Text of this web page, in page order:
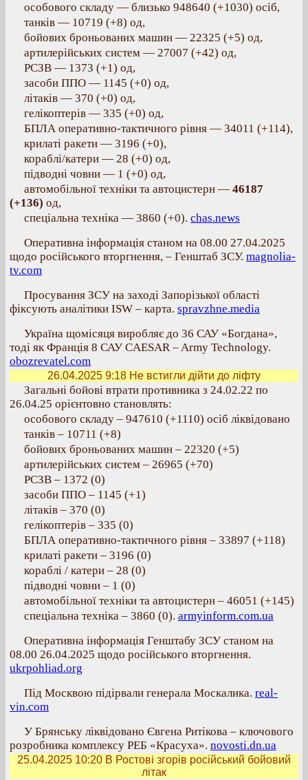
особового складу — близько 948640 (+1030) осіб,
танків — 10719 (+8) од,
бойових броньованих машин — 22325 (+5) од,
артилерійських систем — 27007 (+42) од,
РСЗВ — 1373 (+1) од,
засоби ППО — 1145 (+0) од,
літаків — 370 (+0) од,
гелікоптерів — 335 (+0) од,
БПЛА оперативно-тактичного рівня — 34011 (+114),
крилаті ракети — 3196 (+0),
кораблі/катери — 28 (+0) од,
підводні човни — 1 (+0) од,
автомобільної техніки та автоцистерн — 46187
(+136) од,
спеціальна техніка — 3860 (+0). chas.news
Оперативна інформація станом на 08.00 27.04.2025
щодо російського вторгнення, – Генштаб ЗСУ. magnolia-
tv.com
Просування ЗСУ на заході Запорізької області
фіксують аналітики ISW – карта. spravzhne.media
Україна щомісяця виробляє до 36 САУ «Богдана»,
тоді як Франція 8 САУ CAESAR – Army Technology.
obozrevatel.com
26.04.2025 9:18 Не встигли дійти до ліфту
Загальні бойові втрати противника з 24.02.22 по
26.04.25 орієнтовно становлять:
особового складу ‒ 947610 (+1110) осіб ліквідовано
танків ‒ 10711 (+8)
бойових броньованих машин ‒ 22320 (+5)
артилерійських систем ‒ 26965 (+70)
РСЗВ ‒ 1372 (0)
засоби ППО ‒ 1145 (+1)
літаків ‒ 370 (0)
гелікоптерів ‒ 335 (0)
БПЛА оперативно-тактичного рівня ‒ 33897 (+118)
крилаті ракети ‒ 3196 (0)
кораблі / катери ‒ 28 (0)
підводні човни ‒ 1 (0)
автомобільної техніки та автоцистерн ‒ 46051 (+145)
спеціальна техніка ‒ 3860 (0). armyinform.com.ua
Оперативна інформація Генштабу ЗСУ станом на
08.00 26.04.2025 щодо російського вторгнення.
ukrpohliad.org
Під Москвою підірвали генерала Москалика. real-
vin.com
У Брянську ліквідовано Євгена Ритікова – ключового
розробника комплексу РЕБ «Красуха». novosti.dn.ua
25.04.2025 10:20 В Ростові згорів російський бойовий
літак